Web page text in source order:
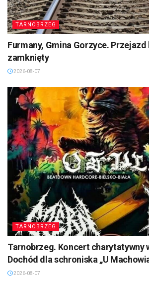
TARNOBRZEG
Furmany, Gmina Gorzyce.
zamknięty
2026-08-07
TARNOBRZEG
Tarnobrzeg. Koncert charytatywny
Dochód dla schroniska „U
2026-08-07